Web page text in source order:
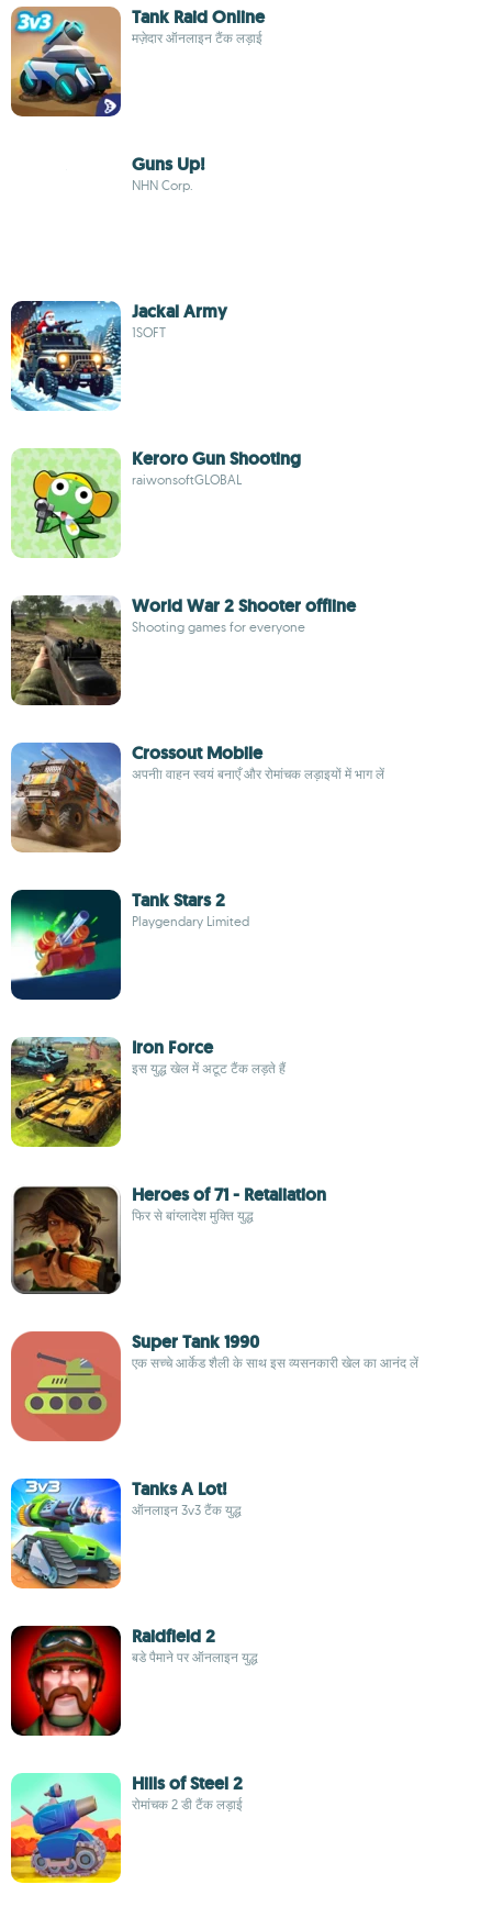
Tank Raid Online
मज़ेदार ऑनलाइन टैंक लड़ाई
Guns Up!
NHN Corp.
Jackal Army
1SOFT
Keroro Gun Shooting
raiwonsoftGLOBAL
World War 2 Shooter offline
Shooting games for everyone
Crossout Mobile
अपनीा वाहन स्वयं बनाएँ और रोमांचक लड़ाइयों में भाग लें
Tank Stars 2
Playgendary Limited
Iron Force
इस युद्ध खेल में अटूट टैंक लड़ते हैं
Heroes of 71 - Retaliation
फिर से बांग्लादेश मुक्ति युद्ध
Super Tank 1990
एक सच्चे आर्केड शैली के साथ इस व्यसनकारी खेल का आनंद लें
Tanks A Lot!
ऑनलाइन 3v3 टैंक युद्ध
Raidfield 2
बडे पैमाने पर ऑनलाइन युद्ध
Hills of Steel 2
रोमांचक 2 डी टैंक लड़ाई